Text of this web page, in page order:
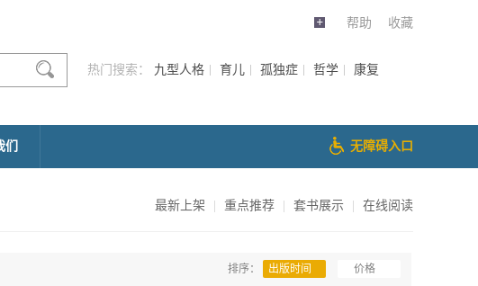
帮助 收藏
热门搜索： 九型人格 育儿 孤独症 哲学 康复
们 无障碍入口
最新上架 重点推荐 套书展示 在线阅读
排序： 出版时间 价格